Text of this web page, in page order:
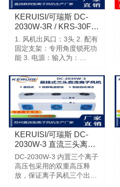
KERUISI/可瑞斯 DC-
2030W-3R / KRS-30FR
三头联网监控离子风机
1. 风机出风口：3头 2. 配有
固定支架：专用角度锁死功
能 3. 电源：输入为：
为：直流型正负离子分量化
输出，带有离子平衡度可调
节
KERUISI/可瑞斯 DC-
2030W-3 直流三头离子
风机
DC-2030W-3 内置三个离子
高压包采用的双重高压释
放，保证离子风机三个出风